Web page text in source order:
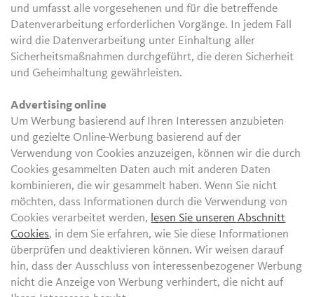
und umfasst alle vorgesehenen und für die betreffende
Datenverarbeitung erforderlichen Vorgänge. In jedem Fall
wird die Datenverarbeitung unter Einhaltung aller
Sicherheitsmaßnahmen durchgeführt, die deren Sicherheit
und Geheimhaltung gewährleisten.
Advertising online
Um Werbung basierend auf Ihren Interessen anzubieten
und gezielte Online-Werbung basierend auf der
Verwendung von Cookies anzuzeigen, können wir die durch
Cookies gesammelten Daten auch mit anderen Daten
kombinieren, die wir gesammelt haben. Wenn Sie nicht
möchten, dass Informationen durch die Verwendung von
Cookies verarbeitet werden, lesen Sie unseren Abschnitt
Cookies, in dem Sie erfahren, wie Sie diese Informationen
überprüfen und deaktivieren können. Wir weisen darauf
hin, dass der Ausschluss von interessenbezogener Werbung
nicht die Anzeige von Werbung verhindert, die nicht auf